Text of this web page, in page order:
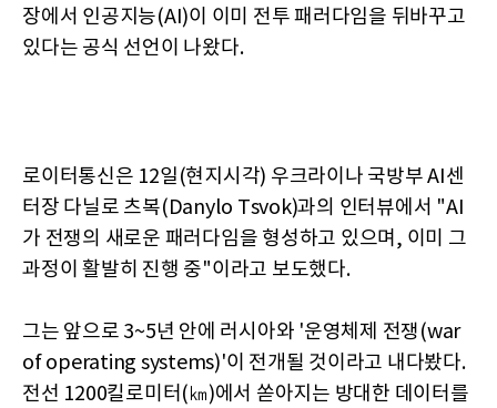
장에서 인공지능(AI)이 이미 전투 패러다임을 뒤바꾸고
있다는 공식 선언이 나왔다.
로이터통신은 12일(현지시각) 우크라이나 국방부 AI센
터장 다닐로 츠복(Danylo Tsvok)과의 인터뷰에서 "AI
가 전쟁의 새로운 패러다임을 형성하고 있으며, 이미 그
과정이 활발히 진행 중"이라고 보도했다.
그는 앞으로 3~5년 안에 러시아와 '운영체제 전쟁(war
of operating systems)'이 전개될 것이라고 내다봤다.
전선 1200킬로미터(㎞)에서 쏟아지는 방대한 데이터를